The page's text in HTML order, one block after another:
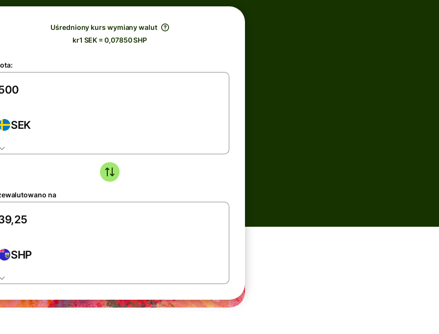
Uśredniony kurs wymiany walut
kr1 SEK = 0,07850 SHP
SEK
na
SHP